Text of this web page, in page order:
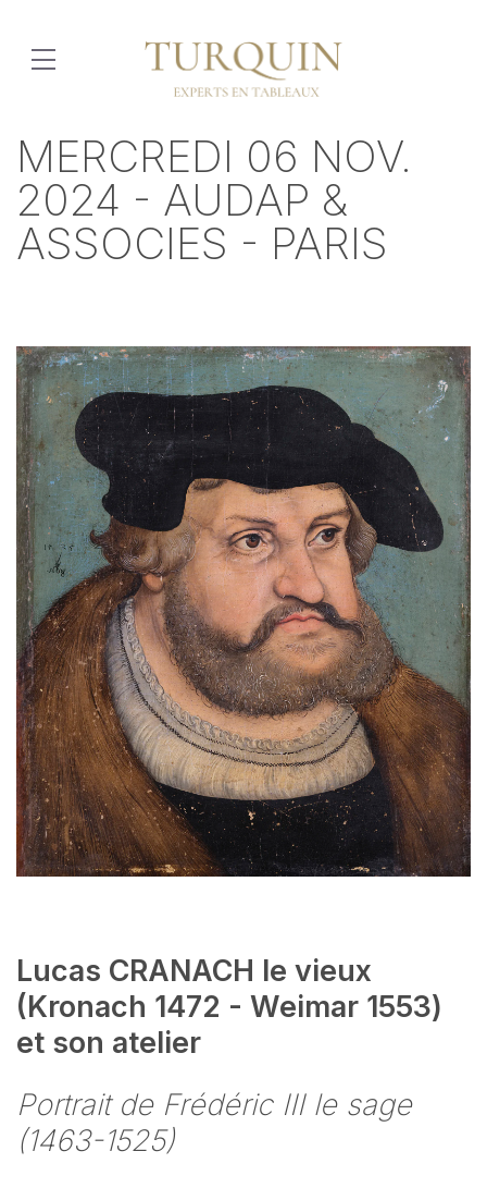
MERCREDI 06 NOV.
2024 - AUDAP &
ASSOCIES - PARIS
Lucas CRANACH le vieux
(Kronach 1472 - Weimar 1553)
et son atelier
Portrait de Frédéric III le sage
(1463-1525)